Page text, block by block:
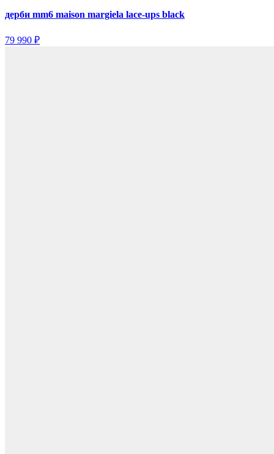
дерби mm6 maison margiela lace-ups black
79 990 ₽